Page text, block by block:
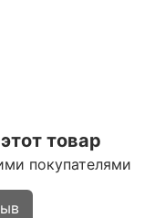
товар
покупателями